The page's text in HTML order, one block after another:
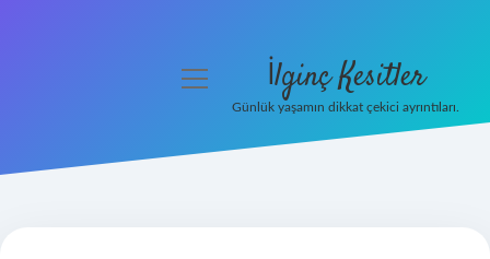
menüyü
İlginç Kesitler
Günlük yaşamın dikkat çekici ayrıntıları.